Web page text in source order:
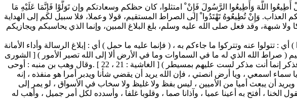
اللَّهَ وَأَطِيعُوا الرَّسُولَ فَإِنْ ْ امتثلوا، كان حظكم وسعادتكم وإن تَوَلَّوْا فَإِنَّمَا عَلَيْهِ مَا
وَإِنْ تُطِيعُوهُ تَهْتَدُوا ْ إلى الصراط المستقيم، قولا وعملا، فلا سبيل لكم إلى الهداية
شبهة، وقد فعل صلى الله عليه وسلم، بلغ البلاغ المبين، وإنما الذي يحاسبكم ويجازيكم
تتولوا عنه وتتركوا ما جاءكم به ، ( فإنما عليه ما حمل ) أي : إبلاغ الرسالة وأداء الأمانة
( صراط الله الذي له ما في السماوات وما في الأرض ألا إلى الله تصير الأمور ) [ الشورى
: 53 ] .وقوله : ( وما على الرسول إلا البلاغ المبين ) كقوله : ( فإنما عليك البلاغ وعلينا الحساب ) [ الرعد : 40 ] ، وقوله ( فذكر إنما أنت مذكر لست عليهم بمسيطر ) [ الغاشية : 21 ، 22 ] .وقال وهب بن منبه : أوحى
اسمعي ، ويا أرض انصتي ، فإن الله يريد أن يقضي شأنا ويدبر أمرا هو منفذه ، إنه
ويريد أن يبعث أميا من الأميين ، ليس بفظ ولا غليظ ولا سخاب في الأسواق ، لو يمر إلى
، أفتح به أعينا عميا ، وآذانا صما ، وقلوبا غلفا ، وأسدده لكل أمر جميل ، وأهب له